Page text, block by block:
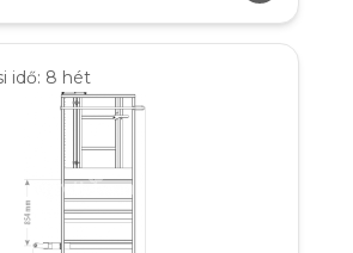
idő: 8 hét